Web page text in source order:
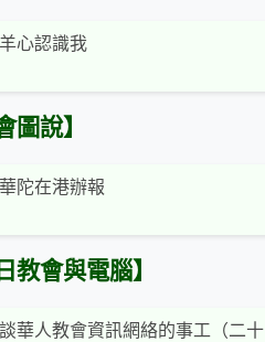
心認識我
圖說】
陀在港辦報
教會與電腦】
華人教會資訊網絡的事工（二十